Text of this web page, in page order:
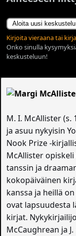
Aloita uusi keskustelu
Kirjoita vieraana tai
Onko sinulla
keskusteluun!
M. I. McAllister (s.
ja asuu nykyisin
Nook Prize -
McAllister
tanssin ja
kokopäiväinen
kanssa ja heillä
ovat lapsuudesta
kirjat.
McCaughrean ja